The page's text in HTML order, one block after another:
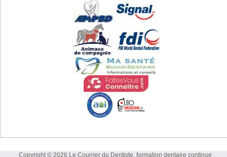
Copyright © 2026 Le Courrier du Dentiste, formation dentaire continue